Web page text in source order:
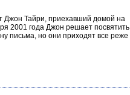
Джон Тайри, приехавший домой на
2001 года Джон решает посвятить
письма, но они приходят все реже